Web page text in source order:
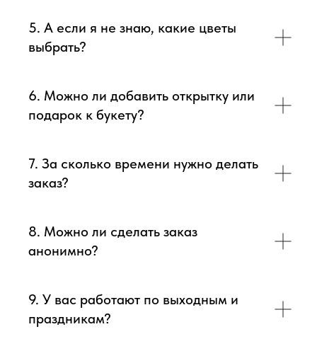
5. А если я не знаю, какие цветы
выбрать?
6. Можно ли добавить открытку или
подарок к букету?
7. За сколько времени нужно делать
заказ?
8. Можно ли сделать заказ
анонимно?
9. У вас работают по выходным и
праздникам?